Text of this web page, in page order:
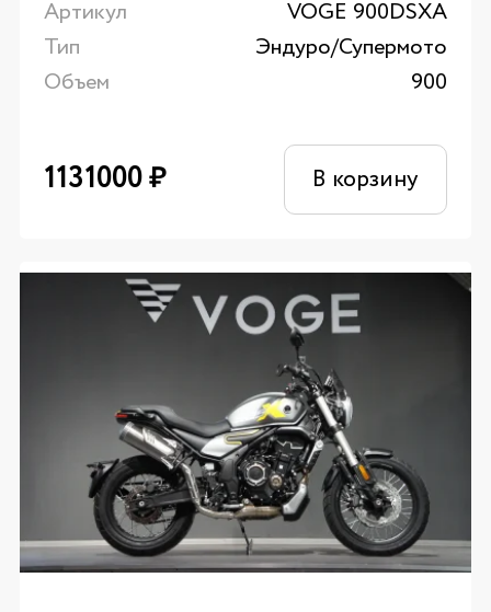
Артикул
VOGE 900DSXA
Тип
Эндуро/Супермото
Объем
900
1131000₽ В корзину